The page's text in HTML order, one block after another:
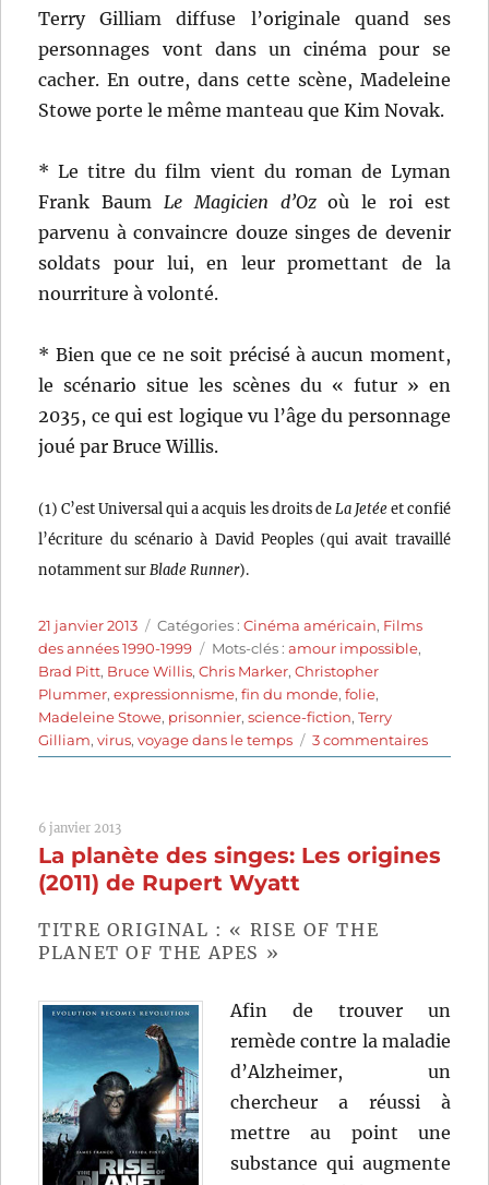
Terry Gilliam diffuse l’originale quand ses
personnages vont dans un cinéma pour se
cacher. En outre, dans cette scène, Madeleine
Stowe porte le même manteau que Kim Novak.
* Le titre du film vient du roman de Lyman
Frank Baum Le Magicien d’Ozoù le roi est
parvenu à convaincre douze singes de devenir
soldats pour lui, en leur promettant de la
nourriture à volonté.
* Bien que ce ne soit précisé à aucun moment,
le scénario situe les scènes du « futur » en
2035, ce qui est logique vu l’âge du personnage
joué par Bruce Willis.
(1) C’est Universal qui a acquis les droits de La Jetéeet confié
l’écriture du scénario à David Peoples (qui avait travaillé
notamment sur Blade Runner).
Publié
le
21 janvier 2013 Catégories
Catégories :Cinéma américain, Films
des années 1990-1999
Étiquettes
Mots-clés :amour impossible,
Brad Pitt, Bruce Willis,Chris Marker,Christopher
Plummer,expressionnisme,fin du monde,folie,
Madeleine Stowe, prisonnier,science-fiction,Terry
Gilliam,virus,voyage dans le temps 3 commentairessur
L’Armée
(1995)
6 janvier 2013
La planète des singes: Les origines
(2011) de Rupert Wyatt
TITRE ORIGINAL : « RISE OF THE
PLANET OF THE APES »
Afin de trouver un
remède contre la maladie
d’Alzheimer, un
chercheur a réussi à
mettre au point une
substance qui augmente